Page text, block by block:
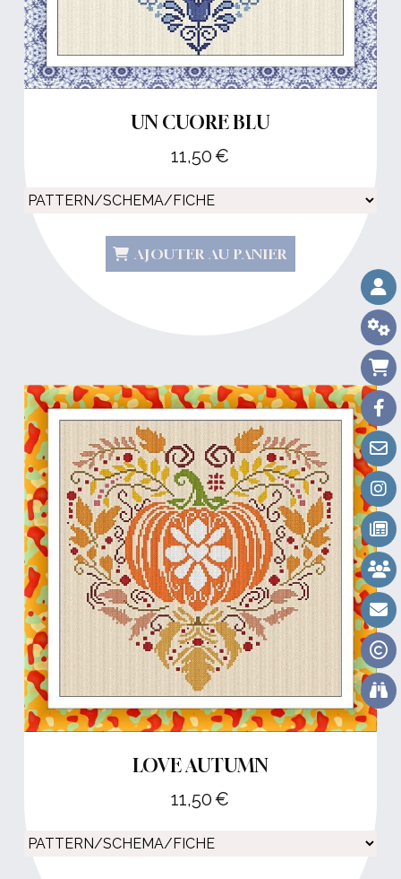
UN CUORE BLU
11,50€
AJOUTER AU PANIER
LOVE AUTUMN
11,50€